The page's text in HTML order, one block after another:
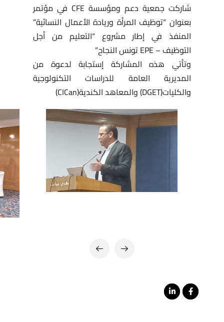
شاركت جمعية دعم ومؤسسة CFE في مؤتمر
بعنوان “توظيف المرأة وريادة الأعمال النسائية”
المنفذ في إطار مشروع “التعليم من أجل
التوظيف – EPE تونس النجاح”
وتأتي هذه المشاركة إستجابة لدعوة من
المديرية العامة للدراسات التكنولوجية
والكليات(DGET) والمعاهد الكندية(CICan)